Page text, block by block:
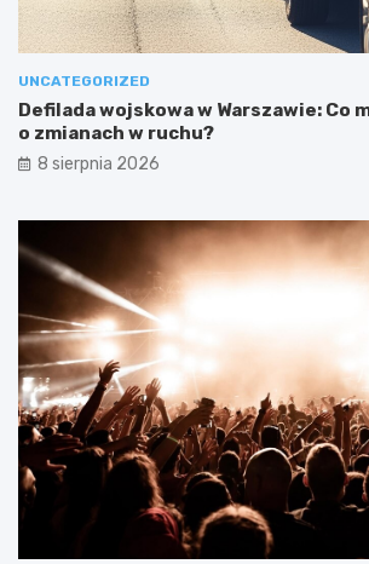
UNCATEGORIZED
Defilada wojskowa w Warszawie: Co
o zmianach w ruchu?
8 sierpnia 2026